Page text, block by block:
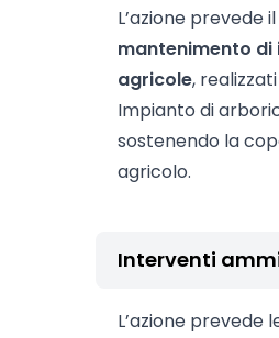
L’azione
mantenimento
agricole,
Impianto di
sostenendo la
agricolo.
Interventi
L’azione